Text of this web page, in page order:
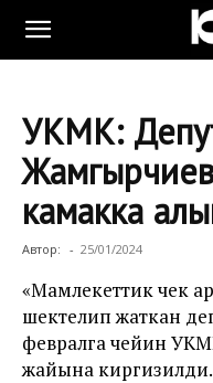
УКМК:
камакка
Автор: - 25/01/2024
«Мамлекеттик чек
шектелип жаткан
февралга чейин
жайына киргизилди.